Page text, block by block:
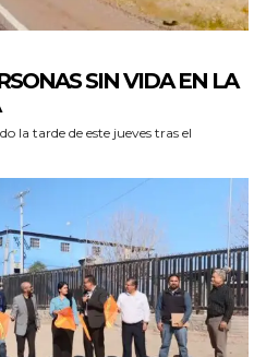
SIN VIDA EN LA
la tarde de este jueves tras el